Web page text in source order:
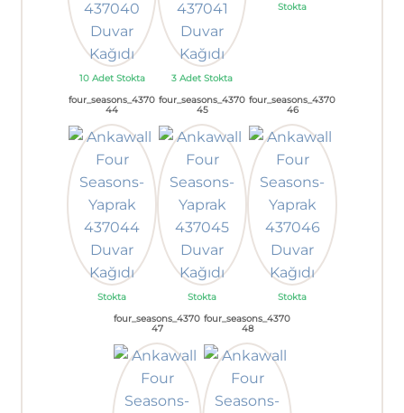
10 Adet Stokta 3 Adet Stokta
Stokta
four_seasons_4370
44
Stokta
four_seasons_4370
45
Stokta
four_seasons_4370
46
Stokta
four_seasons_4370
47
four_seasons_4370
48